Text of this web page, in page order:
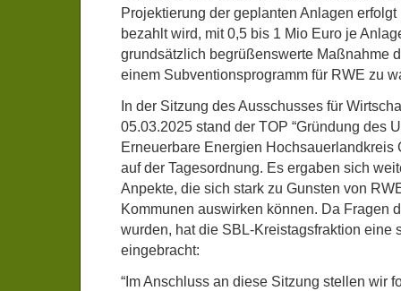
Projektierung der geplanten Anlagen
bezahlt wird, mit 0,5 bis 1 Mio Euro je
grundsätzlich begrüßenswerte Maßnahme
einem Subventionsprogramm für RWE zu
In der Sitzung des Ausschusses für
05.03.2025 stand der TOP “Gründung des
Erneuerbare Energien Hochsauerlandkreis
auf der Tagesordnung. Es ergaben sich
Anpekte, die sich stark zu Gunsten von
Kommunen auswirken können. Da Fragen
wurden, hat die SBL-Kreistagsfraktion eine
eingebracht:
“Im Anschluss an diese Sitzung stellen wir